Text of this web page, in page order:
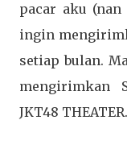
pacar aku
ingin
setiap bulan.
mengirimkan
JKT48 THEATER.